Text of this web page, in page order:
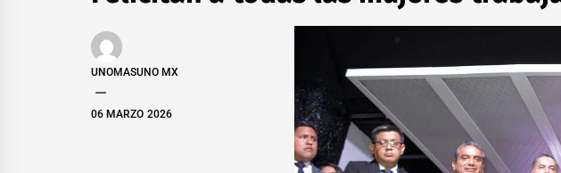
UNOMASUNO MX
06 MARZO 2026